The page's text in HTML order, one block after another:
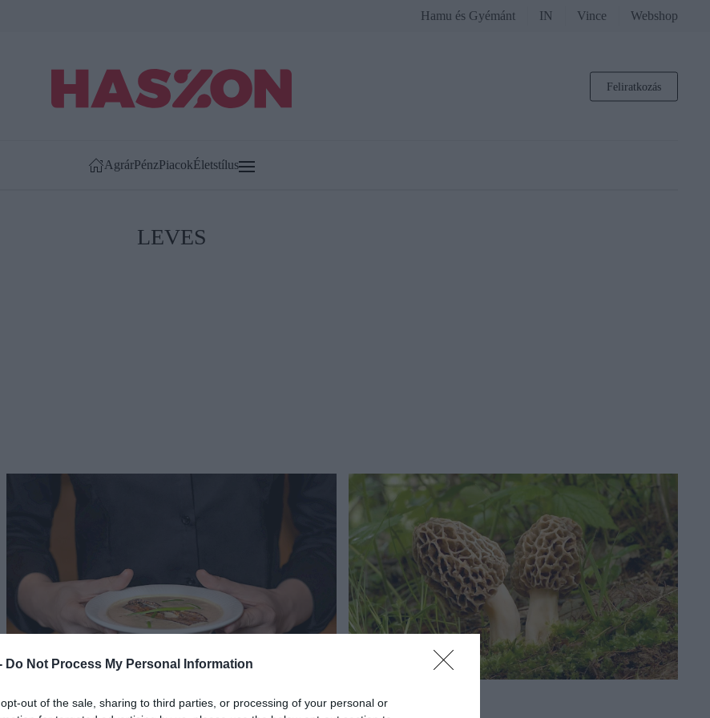
Do Not Process My Personal Information
out of the sale, sharing to third parties, or processing of your personal or
Hamu és Gyémánt IN Vince Webshop
Feliratkozás
AgrárPénzPiacokÉletstílus
LEVES
FOGYASZTÓVÉDELEM INNOVÁCIÓ